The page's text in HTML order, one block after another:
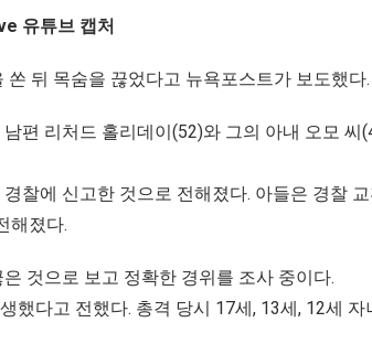
유튜브 캡처
뒤 목숨을 끊었다고 뉴욕포스트가 보도했다.
편 리처드 홀리데이(52)와 그의 아내 오모 씨
찰에 신고한 것으로 전해졌다. 아들은 경찰
해졌다.
것으로 보고 정확한 경위를 조사 중이다.
다고 전했다. 총격 당시 17세, 13세, 12세